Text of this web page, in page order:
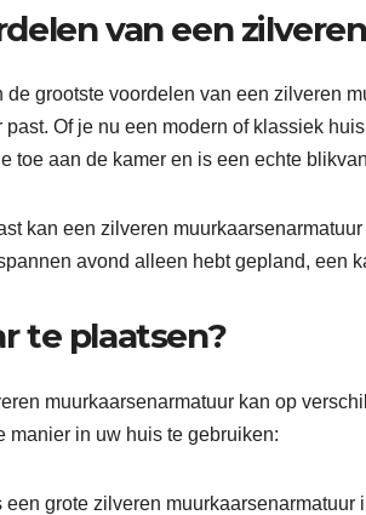
van een
de grootste voordelen van een zilveren
past. Of je nu een modern of klassiek
toe aan de kamer en is een echte
kan een zilveren
avond alleen hebt gepland, een
te plaatsen?
muurkaarsenarmatuur kan op
manier in uw huis te gebruiken:
een grote zilveren